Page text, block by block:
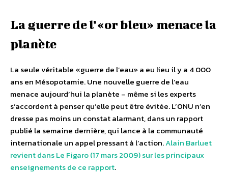
La guerre de l’«or bleu» menace la
planète
La seule véritable «guerre de l’eau» a eu lieu il y a 4 000
ans en Mésopotamie. Une nouvelle guerre de l’eau
menace aujourd’hui la planète – même si les experts
s’accordent à penser qu’elle peut être évitée. L’ONU n’en
dresse pas moins un constat alarmant, dans un rapport
publié la semaine dernière, qui lance à la communauté
internationale un appel pressant à l’action.Alain Barluet
revient dans Le Figaro (17 mars 2009) sur les principaux
enseignements de ce rapport.